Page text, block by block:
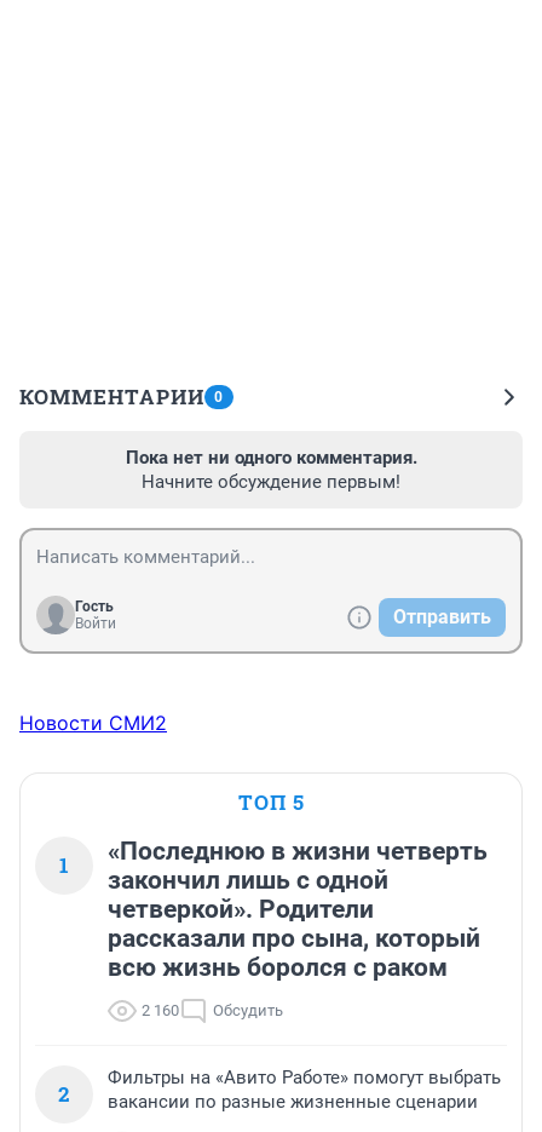
КОММЕНТАРИИ 0
Пока нет ни одного комментария.
Начните обсуждение первым!
Гость
Войти
Отправить
Новости СМИ2
ТОП 5
1
«Последнюю в жизни четверть
закончил лишь с одной
четверкой». Родители
рассказали про сына, который
всю жизнь боролся с раком
2 160 Обсудить
2
Фильтры на «Авито Работе» помогут выбрать
вакансии по разные жизненные сценарии